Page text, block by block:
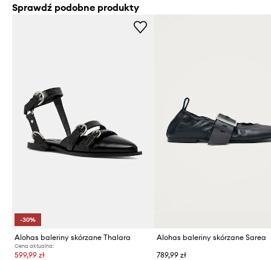
Sprawdź podobne produkty
-30%
Alohas baleriny skórzane Thalara
Cena aktualna:
599,99 zł
Alohas baleriny skórzane Sarea
789,99 zł